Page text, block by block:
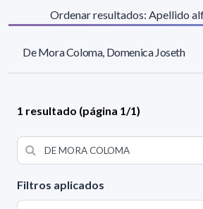
Filtros aplicados
Ordenar resultados: Apellido
De Mora Coloma, Domenica Joseth
1 resultado (página 1/1)